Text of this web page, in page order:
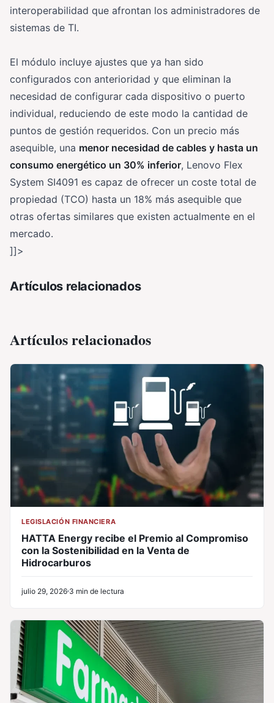
interoperabilidad que afrontan los administradores de
sistemas de TI.
El módulo incluye ajustes que ya han sido
configurados con anterioridad y que eliminan la
necesidad de configurar cada dispositivo o puerto
individual, reduciendo de este modo la cantidad de
puntos de gestión requeridos. Con un precio más
asequible, una menor necesidad de cables y hasta un
consumo energético un 30% inferior, Lenovo Flex
System SI4091 es capaz de ofrecer un coste total de
propiedad (TCO) hasta un 18% más asequible que
otras ofertas similares que existen actualmente en el
mercado.
]]>
Artículos relacionados
Artículos relacionados
LEGISLACIÓN FINANCIERA
HATTA Energy recibe el Premio al Compromiso
con la Sostenibilidad en la Venta de
Hidrocarburos
julio 29, 2026 3 min de lectura